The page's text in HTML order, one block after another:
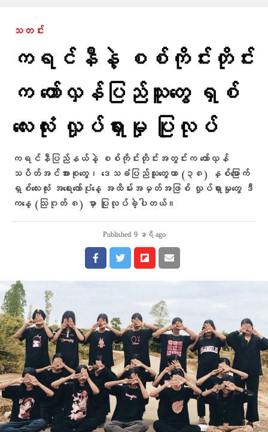
သတင်း
ကရင်နီနဲ့ စစ်ကိုင်းတိုင်း
က တော်လှန်ပြည်သူတွေ ရှစ်
လေးလုံး လှုပ်ရှားမှု ပြုလုပ်
ကရင်နီပြည်နယ်နဲ့ စစ်ကိုင်းတိုင်းအတွင်းက တော်လှန်
သပိတ်အင်အားစုတွေ၊ ဒေသခံပြည်သူတွေဟာ (၃၈) နှစ်မြောက်
ရှစ်လေးလုံး အရေးတော်ပုံနေ့ အထိမ်းအမှတ်အဖြစ် လှုပ်ရှားမှုတွေ ဒီ
ကနေ့ (သြဂုတ် ၈) မှာ ပြုလုပ်ခဲ့ပါတယ်။
Published 9 နာရီ ago